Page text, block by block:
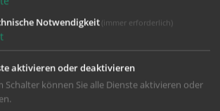
Notwendigkeit(immer erforderlich)
aktivieren oder deaktivieren
Schalter können Sie alle Dienste aktivieren oder